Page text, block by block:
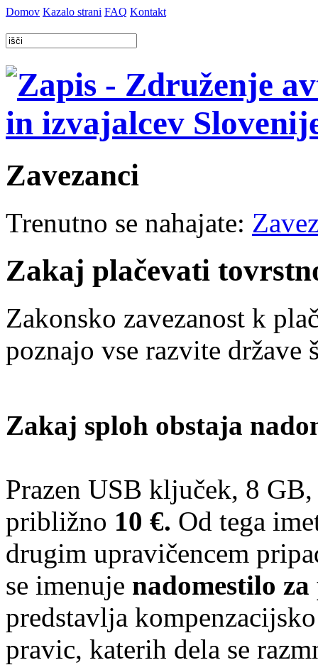
Domov Kazalo strani FAQ Kontakt
Zavezanci
Trenutno se nahajate:
Zakaj plačevati
Zakonsko zavezanost k
poznajo vse razvite države
Zakaj sploh obstaja
Prazen USB ključek, 8
približno 10 €. Od tega
drugim upravičencem
se imenuje nadomestilo
predstavlja
pravic, katerih dela se